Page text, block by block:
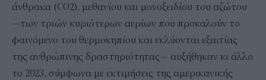
άνθρακα (CO2), μεθανίου και μονοξειδίου του αζώτου
—των τριών κυριότερων αερίων που προκαλούν το
φαινόμενο του θερμοκηπίου και εκλύονται εξαιτίας
της ανθρώπινης δραστηριότητας— αυξήθηκαν κι άλλο
το 2023, σύμφωνα με εκτιμήσεις της αμερικανικής